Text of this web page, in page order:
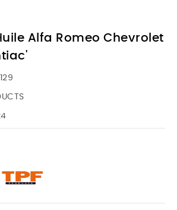
Alfa Romeo Chevrolet